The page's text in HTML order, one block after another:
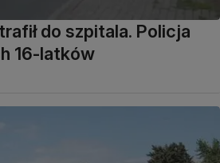
do szpitala. Policja
16-latków